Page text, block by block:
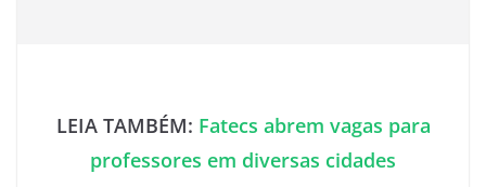
LEIA TAMBÉM: Fatecs abrem vagas para
professores em diversas cidades